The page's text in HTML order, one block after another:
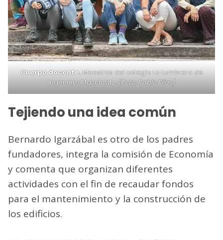
Cuerpo docente.Maestras del colegio La Lumbrera de
Ingeniero Maschwitz. (Foto: Pablo Elías)
Tejiendo una idea común
Bernardo Igarzábal es otro de los padres
fundadores, integra la comisión de Economía
y comenta que organizan diferentes
actividades con el fin de recaudar fondos
para el mantenimiento y la construcción de
los edificios.